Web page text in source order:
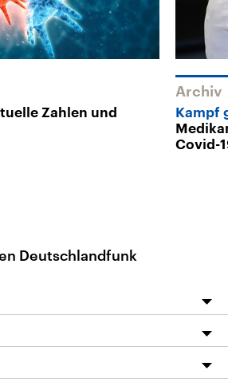
Zahlen und
Archiv
Kampf
Covid-
Deutschlandfunk